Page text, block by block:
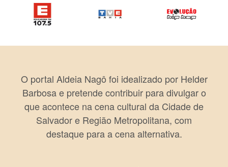
O portal Aldeia Nagô foi idealizado por Helder
Barbosa e pretende contribuir para divulgar o
que acontece na cena cultural da Cidade de
Salvador e Região Metropolitana, com
destaque para a cena alternativa.